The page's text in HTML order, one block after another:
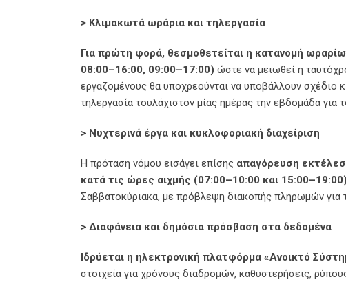
> Κλιμακωτά ωράρια και τηλεργασία
Για πρώτη φορά, θεσμοθετείται η κατανομή
08:00–16:00, 09:00–17:00) ώστε να μειωθεί η
εργαζομένους θα υποχρεούνται να υποβάλλουν σχέδιο
τηλεργασία τουλάχιστον μίας ημέρας την εβδομάδα για
> Νυχτερινά έργα και κυκλοφοριακή διαχείριση
Η πρόταση νόμου εισάγει επίσης απαγόρευση
κατά τις ώρες αιχμής (07:00–10:00 και
Σαββατοκύριακα, με πρόβλεψη διακοπής πληρωμών για
> Διαφάνεια και δημόσια πρόσβαση στα δεδομένα
Ιδρύεται η ηλεκτρονική πλατφόρμα «Ανοικτό
στοιχεία για χρόνους διαδρομών, καθυστερήσεις,